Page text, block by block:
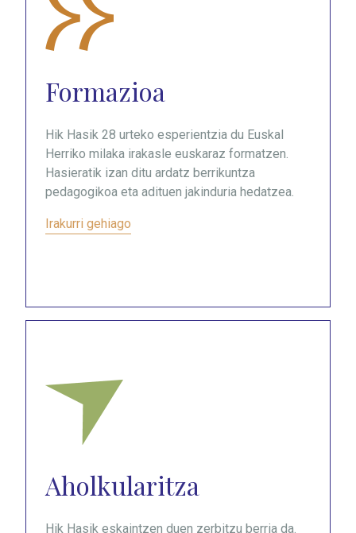
Formazioa
Hik Hasik 28 urteko esperientzia du Euskal
Herriko milaka irakasle euskaraz formatzen.
Hasieratik izan ditu ardatz berrikuntza
pedagogikoa eta adituen jakinduria hedatzea.
Irakurri gehiago
Aholkularitza
Hik Hasik eskaintzen duen zerbitzu berria da.